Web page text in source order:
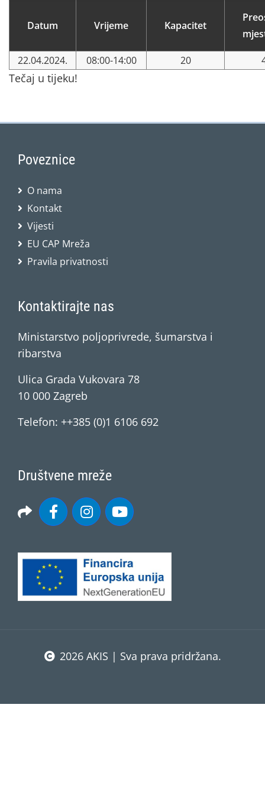
Datum Vrijeme Kapacitet
22.04.2024. 08:00-14:00 20
Tečaj u tijeku!
Poveznice
O nama
Kontakt
Vijesti
EU CAP Mreža
Pravila privatnosti
Kontaktirajte nas
Ministarstvo poljoprivrede, šumarstva i
ribarstva
Ulica Grada Vukovara 78
10 000 Zagreb
Telefon: ++385 (0)1 6106 692
Društvene mreže
2026 AKIS | Sva prava pridržana.